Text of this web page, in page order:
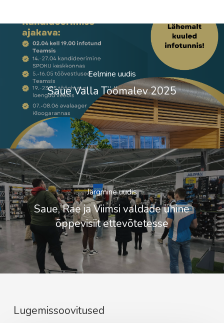
Eelmine uudis
Saue Valla Töömalev 2025
Järgmine uudis
Saue, Rae ja Viimsi valdade ühine
õppevisiit ettevõtetesse
Lugemissoovitused